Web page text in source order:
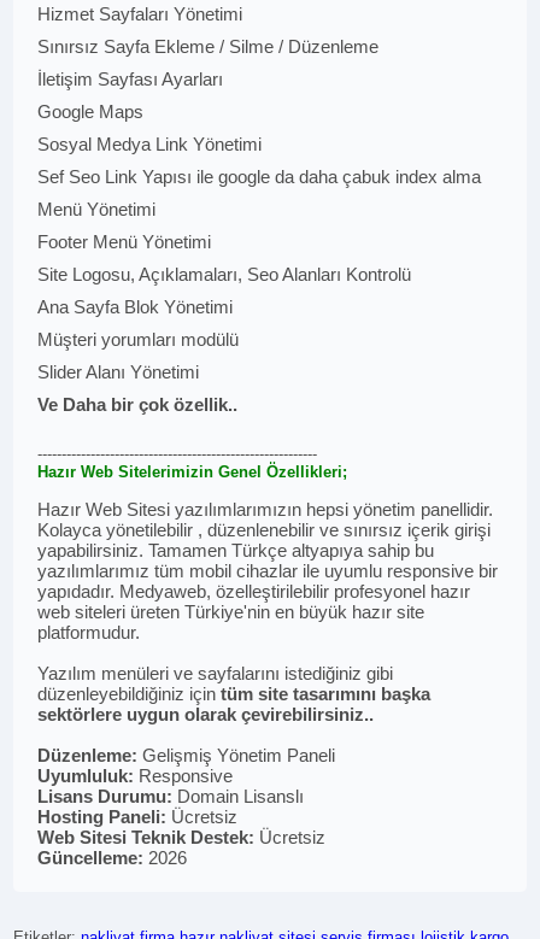
Hizmet Sayfaları Yönetimi
Sınırsız Sayfa Ekleme / Silme / Düzenleme
İletişim Sayfası Ayarları
Google Maps
Sosyal Medya Link Yönetimi
Sef Seo Link Yapısı ile google da daha çabuk index alma
Menü Yönetimi
Footer Menü Yönetimi
Site Logosu, Açıklamaları, Seo Alanları Kontrolü
Ana Sayfa Blok Yönetimi
Müşteri yorumları modülü
Slider Alanı Yönetimi
Ve Daha bir çok özellik..
----------------------------------------------------------
Hazır Web Sitelerimizin Genel Özellikleri;
Hazır Web Sitesi yazılımlarımızın hepsi yönetim panellidir.
Kolayca yönetilebilir , düzenlenebilir ve sınırsız içerik girişi
yapabilirsiniz. Tamamen Türkçe altyapıya sahip bu
yazılımlarımız tüm mobil cihazlar ile uyumlu responsive bir
yapıdadır. Medyaweb, özelleştirilebilir profesyonel hazır
web siteleri üreten Türkiye'nin en büyük hazır site
platformudur.
Yazılım menüleri ve sayfalarını istediğiniz gibi
düzenleyebildiğiniz içintüm site tasarımını başka
sektörlere uygun olarak çevirebilirsiniz..
Düzenleme:Gelişmiş Yönetim Paneli
Uyumluluk: Responsive
Lisans Durumu: Domain Lisanslı
Hosting Paneli: Ücretsiz
Web Sitesi Teknik Destek: Ücretsiz
Güncelleme: 2026